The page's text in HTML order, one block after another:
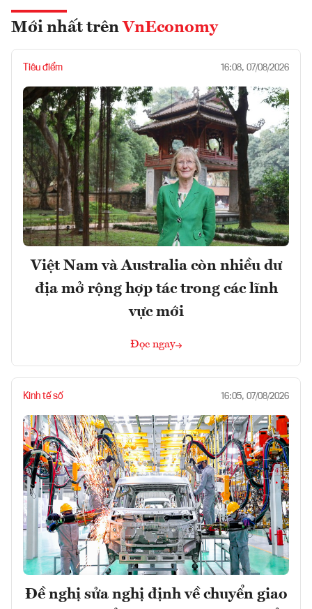
Mới nhất trên VnEconomy
Tiêu điểm 16:08, 07/08/2026
Việt Nam và Australia còn nhiều dư
địa mở rộng hợp tác trong các lĩnh
vực mới
Đọc ngay
Kinh tế số 16:05, 07/08/2026
Đề nghị sửa nghị định về chuyển giao